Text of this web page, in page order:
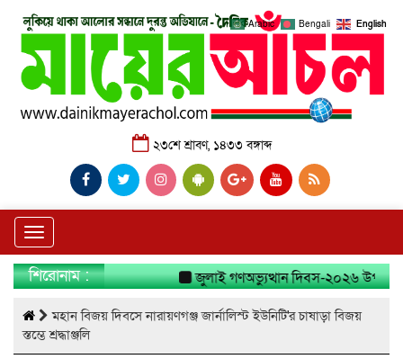
২৩শে শ্রাবণ, ১৪৩৩ বঙ্গাব্দ
Toggle
navigation
শিরোনাম : জুলাই গণঅভ্যুত্থান দিবস-২০২৬ উপলক্ষে
মহান বিজয় দিবসে নারায়ণগঞ্জ জার্নালিস্ট ইউনিটি'র চাষাড়া বিজয়
স্তম্ভে শ্রদ্ধাঞ্জলি
Arabic Bengali English